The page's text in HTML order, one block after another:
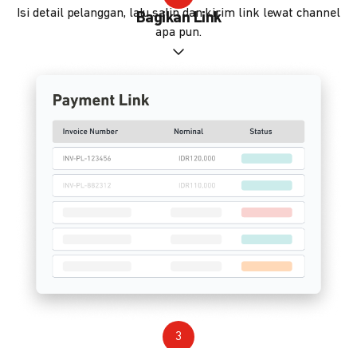
Bagikan Link
Isi detail pelanggan, lalu salin dan kirim link lewat channel
apa pun.
3